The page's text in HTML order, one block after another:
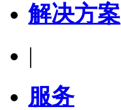
解决方案
|
服务